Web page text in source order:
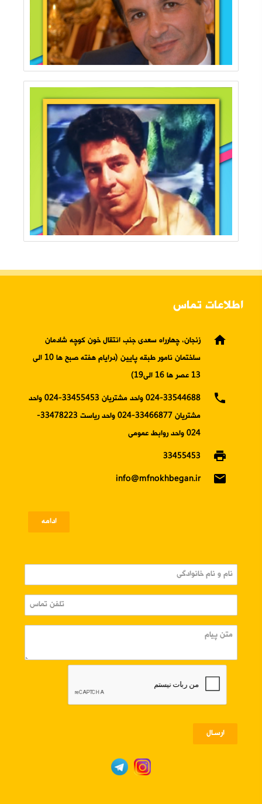
اطلاعات تماس
home
زنجان، چهارراه سعدی جنب انتقال خون کوچه شادمان
ساختمان نامور طبقه پایین (درایام هفته صبح ها 10 الی
13 عصر ها 16 الی19)
phone
024-33544688 واحد مشتریان 33455453-024 واحد
مشتریان 33466877-024 واحد ریاست 33478223-
024 واحد روابط عمومی
print
33455453
email
info@mfnokhbegan.ir
ادامه
ارسـال